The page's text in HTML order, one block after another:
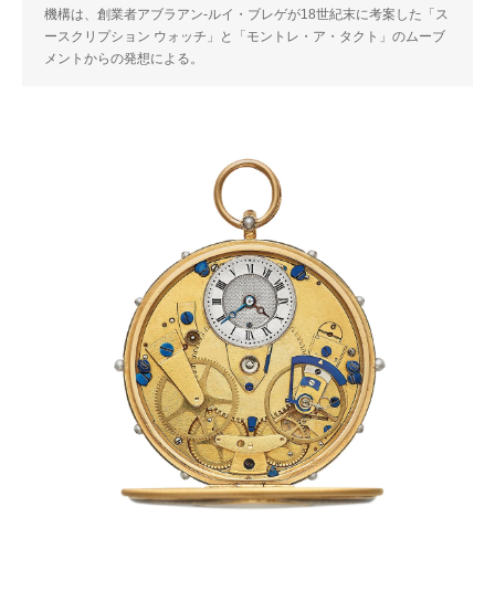
機構は、創業者アブラアン-ルイ・ブレゲが18世紀末に考案した「ス
ースクリプション ウォッチ」と「モントレ・ア・タクト」のムーブ
メントからの発想による。